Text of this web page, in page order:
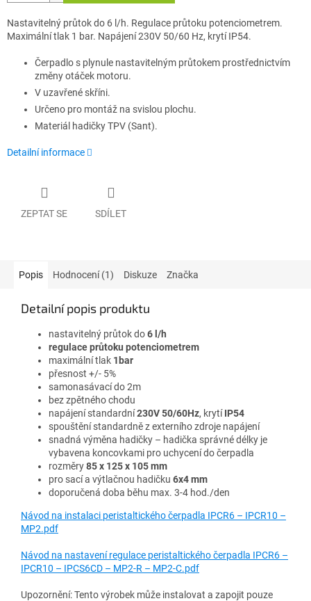
Nastavitelný průtok do 6 l/h. Regulace průtoku potenciometrem.
Maximální tlak 1 bar. Napájení 230V 50/60 Hz, krytí IP54.
Čerpadlo s plynule nastavitelným průtokem prostřednictvím
změny otáček motoru.
V uzavřené skříni.
Určeno pro montáž na svislou plochu.
Materiál hadičky TPV (Sant).
Detailní informace
ZEPTAT SE SDÍLET
Popis Hodnocení (1) Diskuze Značka
Detailní popis produktu
nastavitelný průtok do6 l/h
regulace průtoku potenciometrem
maximální tlak 1bar
přesnost +/- 5%
samonasávací do 2m
bez zpětného chodu
napájení standardní230V 50/60Hz, krytíIP54
spouštění standardně z externího zdroje napájení
snadná výměna hadičky – hadička správné délky je
vybavena koncovkami pro uchycení do čerpadla
rozměry85 x 125 x 105 mm
pro sací a výtlačnou hadičku 6x4 mm
doporučená doba běhu max. 3-4 hod./den
Návod na instalaci peristaltického čerpadla IPCR6 – IPCR10 –
MP2.pdf
Návod na nastavení regulace peristaltického čerpadla IPCR6 –
IPCR10 – IPCS6CD – MP2-R – MP2-C.pdf
Upozornění: Tento výrobek může instalovat a zapojit pouze